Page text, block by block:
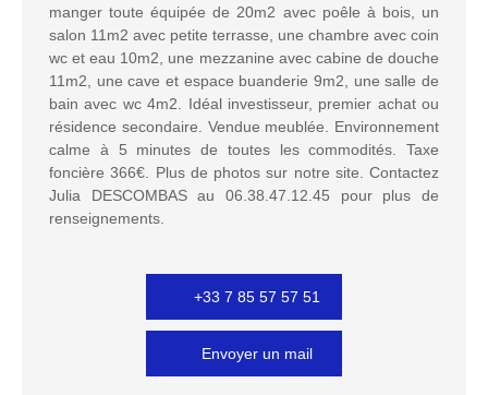
manger toute équipée de 20m2 avec poêle à bois, un
salon 11m2 avec petite terrasse, une chambre avec coin
wc et eau 10m2, une mezzanine avec cabine de douche
11m2, une cave et espace buanderie 9m2, une salle de
bain avec wc 4m2. Idéal investisseur, premier achat ou
résidence secondaire. Vendue meublée. Environnement
calme à 5 minutes de toutes les commodités. Taxe
foncière 366€. Plus de photos sur notre site. Contactez
Julia DESCOMBAS au 06.38.47.12.45 pour plus de
renseignements.
+33 7 85 57 57 51
Envoyer un mail